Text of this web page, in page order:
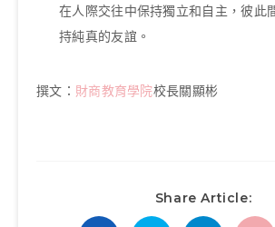
在人際交往中保持獨立和自主，彼此
持純真的友誼。
撰文： 財商教育學院校長關顯彬
Share Article: